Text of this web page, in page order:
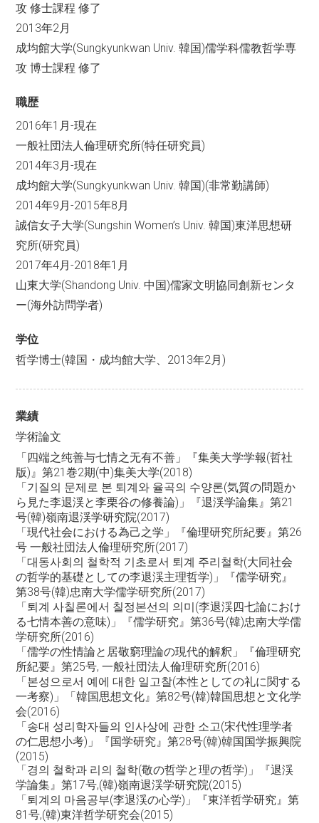
攻 修士課程 修了
2013年2月
成均館大学(Sungkyunkwan Univ. 韓国)儒学科儒教哲学専
攻 博士課程 修了
職歴
2016年1月-現在
一般社団法人倫理研究所(特任研究員)
2014年3月-現在
成均館大学(Sungkyunkwan Univ. 韓国)(非常勤講師)
2014年9月-2015年8月
誠信女子大学(Sungshin Women’s Univ. 韓国)東洋思想研
究所(研究員)
2017年4月-2018年1月
山東大学(Shandong Univ. 中国)儒家文明協同創新センタ
ー(海外訪問学者)
学位
哲学博士(韓国・成均館大学、2013年2月)
業績
学術論文
「四端之纯善与七情之无有不善」『集美大学学報(哲社
版)』第21巻2期(中)集美大学(2018)
「기질의 문제로 본 퇴계와 율곡의 수양론(気質の問題か
ら見た李退渓と李栗谷の修養論)」『退渓学論集』第21
号(韓)嶺南退渓学研究院(2017)
「現代社会における為己之学」『倫理研究所紀要』第26
号 一般社団法人倫理研究所(2017)
「대동사회의 철학적 기초로서 퇴계 주리철학(大同社会
の哲学的基礎としての李退渓主理哲学)」『儒学研究』
第38号(韓)忠南大学儒学研究所(2017)
「퇴계 사칠론에서 칠정본선의 의미(李退渓四七論におけ
る七情本善の意味)」『儒学研究』第36号(韓)忠南大学儒
学研究所(2016)
「儒学の性情論と居敬窮理論の現代的解釈」『倫理研究
所紀要』第25号, 一般社団法人倫理研究所(2016)
「본성으로서 예에 대한 일고찰(本性としての礼に関する
一考察)」「韓国思想文化』第82号(韓)韓国思想と文化学
会(2016)
「송대 성리학자들의 인사상에 관한 소고(宋代性理学者
の仁思想小考)」『国学研究』第28号(韓)韓国国学振興院
(2015)
「경의 철학과 리의 철학(敬の哲学と理の哲学)」『退渓
学論集』第17号,(韓)嶺南退渓学研究院(2015)
「퇴계의 마음공부(李退渓の心学)」『東洋哲学研究』第
81号,(韓)東洋哲学研究会(2015)